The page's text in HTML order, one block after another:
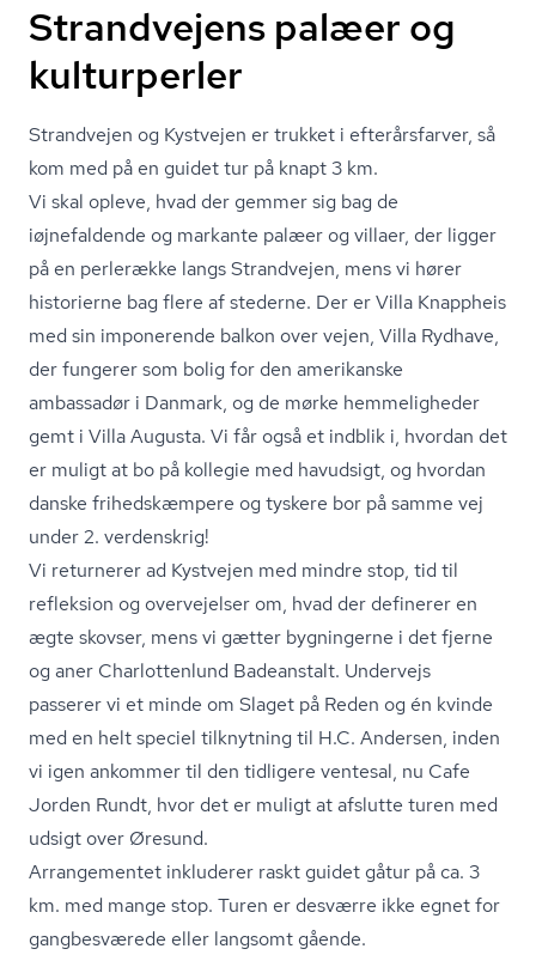
Strandvejens palæer og
kulturperler
Strandvejen og Kystvejen er trukket i efterårsfarver, så
kom med på en guidet tur på knapt 3 km.
Vi skal opleve, hvad der gemmer sig bag de
iøjnefaldende og markante palæer og villaer, der ligger
på en perlerække langs Strandvejen, mens vi hører
historierne bag flere af stederne. Der er Villa Knappheis
med sin imponerende balkon over vejen, Villa Rydhave,
der fungerer som bolig for den amerikanske
ambassadør i Danmark, og de mørke hemmeligheder
gemt i Villa Augusta. Vi får også et indblik i, hvordan det
er muligt at bo på kollegie med havudsigt, og hvordan
danske frihedskæmpere og tyskere bor på samme vej
under 2. verdenskrig!
Vi returnerer ad Kystvejen med mindre stop, tid til
refleksion og overvejelser om, hvad der definerer en
ægte skovser, mens vi gætter bygningerne i det fjerne
og aner Charlottenlund Badeanstalt. Undervejs
passerer vi et minde om Slaget på Reden og én kvinde
med en helt speciel tilknytning til H.C. Andersen, inden
vi igen ankommer til den tidligere ventesal, nu Cafe
Jorden Rundt, hvor det er muligt at afslutte turen med
udsigt over Øresund.
Arrangementet inkluderer raskt guidet gåtur på ca. 3
km. med mange stop. Turen er desværre ikke egnet for
gangbesværede eller langsomt gående.